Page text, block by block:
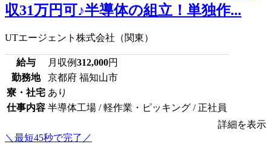
収31万円可♪半導体の組立！単独作...
UTエージェント株式会社（関東）
給与 月収例312,000円
勤務地
京都府 福知山市
寮・社宅 あり
仕事内容 半導体工場 / 軽作業・ピッキング / 正社員
詳細を表示
＼最短45秒で完了／